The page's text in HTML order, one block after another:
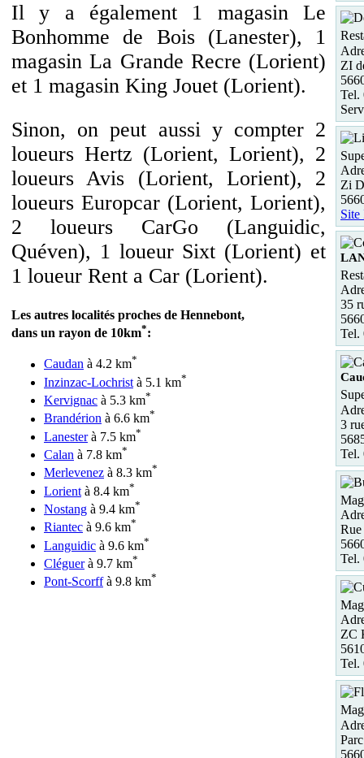
Il y a également 1 magasin Le
Bonhomme de Bois (Lanester), 1
magasin La Grande Recre (Lorient)
et 1 magasin King Jouet (Lorient).
Sinon, on peut aussi y compter 2
loueurs Hertz (Lorient, Lorient), 2
loueurs Avis (Lorient, Lorient), 2
loueurs Europcar (Lorient, Lorient),
2 loueurs CarGo (Languidic,
Quéven), 1 loueur Sixt (Lorient) et
1 loueur Rent a Car (Lorient).
Les autres localités proches de Hennebont,
dans un rayon de 10km*:
Caudan à 4.2 km*
Inzinzac-Lochrist à 5.1 km*
Kervignac à 5.3 km*
Brandérion à 6.6 km*
Lanesterà 7.5 km*
Calan à 7.8 km*
Merlevenez à 8.3 km*
Lorient à 8.4 km*
Nostang à 9.4 km*
Riantec à 9.6 km*
Languidic à 9.6 km*
Cléguerà 9.7 km*
Pont-Scorffà 9.8 km*
ZI
Tel.
Zi
Site
35
Tel.
3
Tel.
Rue
Tel.
ZC
Tel.